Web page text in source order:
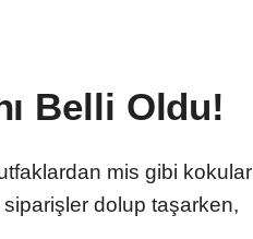
Belli Oldu!
mis gibi kokular
dolup taşarken,